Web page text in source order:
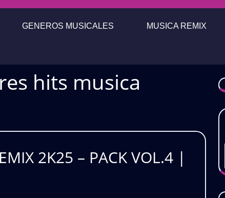
GENEROS MUSICALES MUSICA REMIX
hits musica
2K25 – PACK VOL.4 |